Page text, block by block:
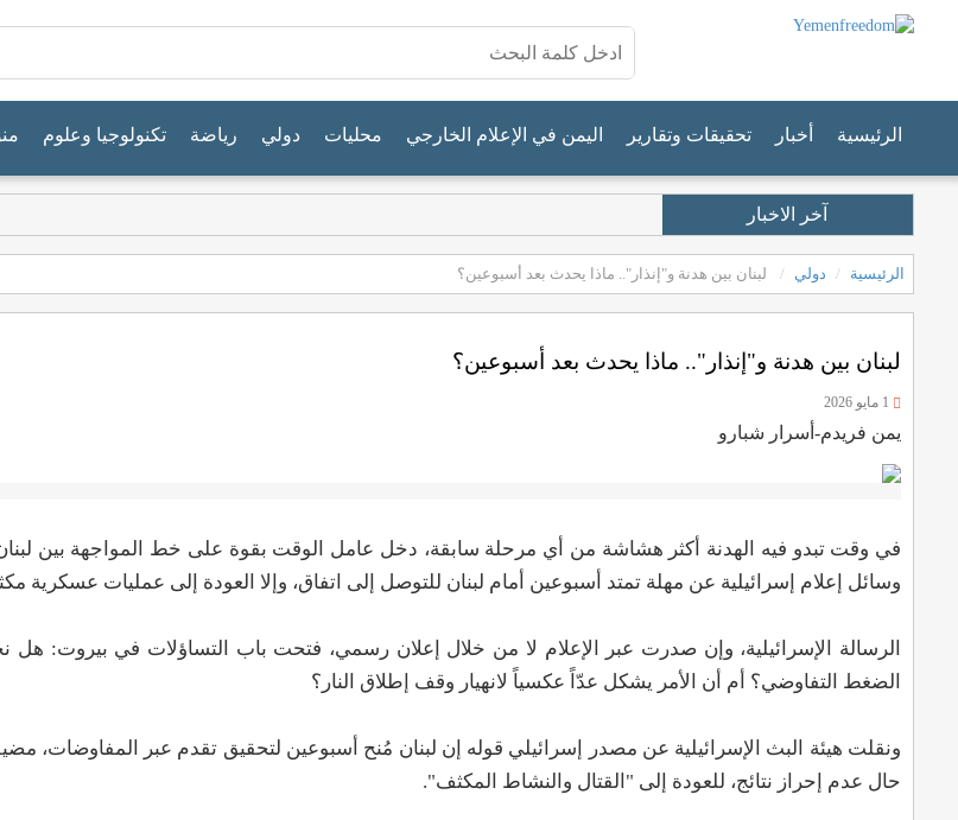
الرئيسية أخبار تحقيقات وتقارير اليمن في الإعلام الخارجي محليات دولي رياضة تكنولوجيا وعلوم
آخر الاخبار
الرئيسية دولي لبنان بين هدنة و"إنذار".. ماذا يحدث بعد أسبوعين؟
لبنان بين هدنة و"إنذار".. ماذا يحدث بعد أسبوعين؟
يمن فريدم-أسرار شبارو
في وقت تبدو فيه الهدنة أكثر هشاشة من أي مرحلة سابقة، دخل عامل الوقت بقوة على خط المواجهة بين
وسائل إعلام إسرائيلية عن مهلة تمتد أسبوعين أمام لبنان للتوصل إلى اتفاق، وإلا العودة إلى عمليات عسكرية
الرسالة الإسرائيلية، وإن صدرت عبر الإعلام لا من خلال إعلان رسمي، فتحت باب التساؤلات في بيروت:
الضغط التفاوضي؟ أم أن الأمر يشكل عدّاً عكسياً لانهيار وقف إطلاق النار؟
ونقلت هيئة البث الإسرائيلية عن مصدر إسرائيلي قوله إن لبنان مُنح أسبوعين لتحقيق تقدم عبر المفاوضات،
حال عدم إحراز نتائج، للعودة إلى "القتال والنشاط المكثف".